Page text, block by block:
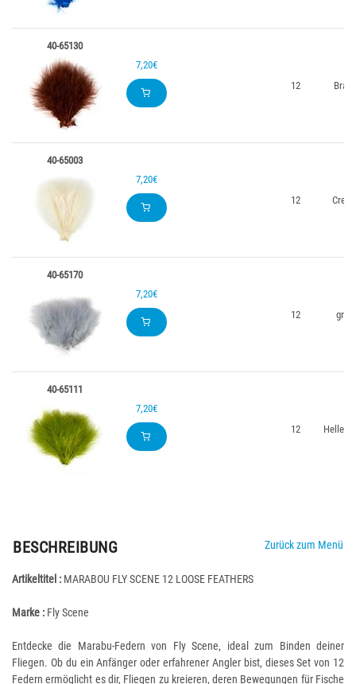
40-65130
7,20€
12
Braun
40-65003
7,20€
12
40-65170
7,20€
12
grau
40-65111
7,20€
12
Helles
BESCHREIBUNG Zurück zum Menü
Artikeltitel : MARABOU FLY SCENE 12 LOOSE FEATHERS
Marke : Fly Scene
Entdecke die Marabu-Federn von Fly Scene, ideal zum Binden deiner
Fliegen. Ob du ein Anfänger oder erfahrener Angler bist, dieses Set von 12
Federn ermöglicht es dir, Fliegen zu kreieren, deren Bewegungen für Fische